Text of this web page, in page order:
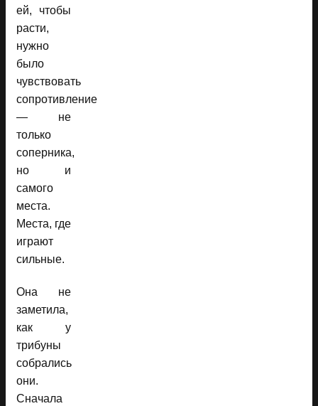
ей, чтобы
расти,
нужно
было
чувствовать
сопротивление
— не
только
соперника,
но и
самого
места.
Места, где
играют
сильные.
Она не
заметила,
как у
трибуны
собрались
они.
Сначала